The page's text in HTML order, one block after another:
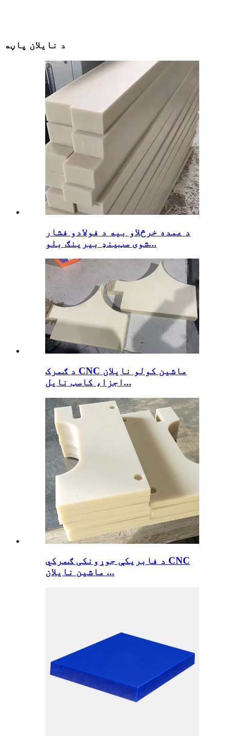
د نایلان پاڼه
د عمده خرڅلاو بیه د فولادو فشار
شوی سټینډ بیرینګ بلو...
د ګمرک CNC ماشین کولو نایلان
اجزا، کاسټ نایل...
د فابریکې جوړونکی ګمرکي CNC
ماشین نایلان ...